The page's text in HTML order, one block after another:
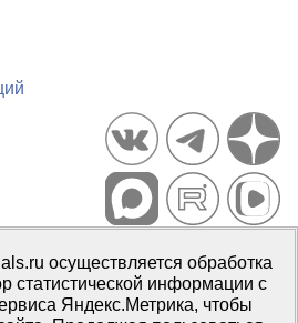
PsyJournals.ru, 2007–2026
СМИЭл № ФС77-66447 от 14 июля
осуществляется обработка
статистической информации с
Яндекс.Метрика, чтобы